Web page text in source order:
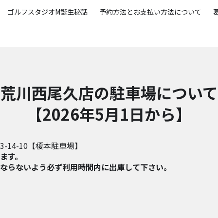
ゴルフスタジオM誕生秘話 予約方法とお支払い方法について
荒川西尾久店の駐車場について
【2026年5月1日から】
14-10【榎本駐車場】
。
らないよう必ず利用時間内に出庫して下さい。